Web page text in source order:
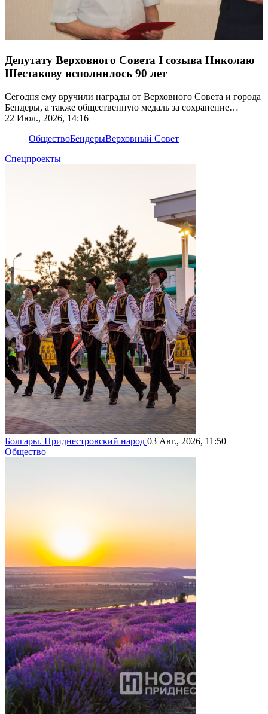
Депутату Верховного Совета I созыва Николаю
Шестакову исполнилось 90 лет
Сегодня ему вручили награды от Верховного Совета и города
Бендеры, а также общественную медаль за сохранение
культурного наследия
22 Июл., 2026, 14:16
ОбществоБендерыВерховный Совет
Спецпроекты
Болгары. Приднестровский народ 03 Авг., 2026, 11:50
Общество